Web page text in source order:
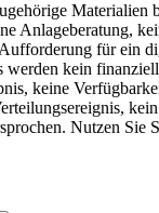
Materialien
Anlageberatung,
für ein
werden kein
keine
Nutzen Sie